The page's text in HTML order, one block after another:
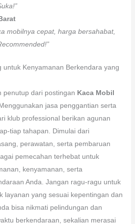
mobilnya cepat, harga bersahabat,
untuk Kenyamanan Berkendara yang
penutup dari postingan Kaca Mobil
jasa penggantian serta
klub professional berikan agunan
tiap tahapan. Dimulai dari
perawatan, serta pembaruan
pemecahan terhebat untuk
kenyamanan, serta
Anda. Jangan ragu-ragu untuk
layanan yang sesuai kepentingan dan
bisa nikmati pelindungan dan
berkendaraan, sekalian merasai